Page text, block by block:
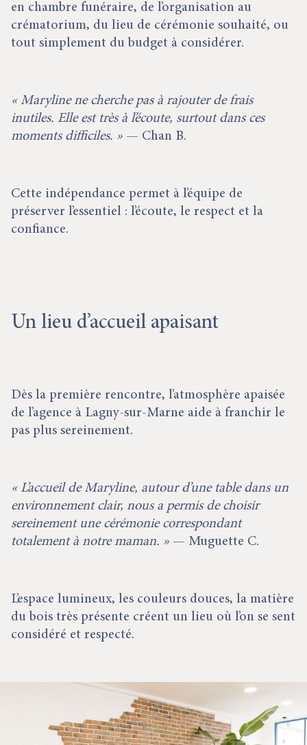
en chambre funéraire, de l’organisation au
crématorium, du lieu de cérémonie souhaité, ou
tout simplement du budget à considérer.
« Maryline ne cherche pas à rajouter de frais
inutiles. Elle est très à l’écoute, surtout dans ces
moments difficiles. » — Chan B.
Cette indépendance permet à l’équipe de
préserver l’essentiel : l’écoute, le respect et la
confiance.
Un lieu d’accueil apaisant
Dès la première rencontre, l’atmosphère apaisée
de l’agence à Lagny-sur-Marne aide à franchir le
pas plus sereinement.
« L’accueil de Maryline, autour d’une table dans un
environnement clair, nous a permis de choisir
sereinement une cérémonie correspondant
totalement à notre maman. » — Muguette C.
L’espace lumineux, les couleurs douces, la matière
du bois très présente créent un lieu où l’on se sent
considéré et respecté.